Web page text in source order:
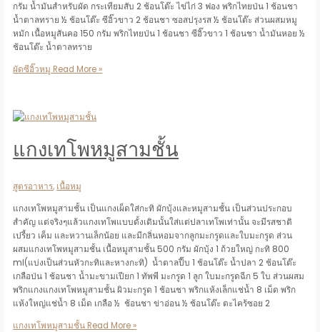
กรัม น้ำมันสำหรับผัด กระเทียมสับ 2 ช้อนโต๊ะ ไข่ไก่ 3 ฟอง พริกไทยป่น 1 ช้อนชา
น้ำตาลทราย ½ ช้อนโต๊ะ ซีอิ๊วขาว 2 ช้อนชา ซอสปรุงรส ½ ช้อนโต๊ะ ส่วนผสมหมู
หมัก เนื้อหมูสันคอ 150 กรัม พริกไทยป่น 1 ช้อนชา ซีอิ๊วขาว 1 ช้อนชา น้ำมันหอย ½
ช้อนโต๊ะ น้ำตาลทราย
ผัดซีอิ๊วหมู Read More »
แกงเทโพหมูสามชั้น
สูตรอาหาร, เนื้อหมู
แกงเทโพหมูสามชั้น เป็นแกงเผ็ดใส่กะทิ ผักบุ้งและหมูสามชั้น เป็นส่วนประกอบ
สำคัญ แต่จริงๆแล้วแกงเทโพแบบดั้งเดิมนั้นใส่แต่ปลาเทโพเท่านั้น จะมีรสชาติ
เปรี้ยว เค็ม และหวานเล็กน้อย และมีกลิ่นหอมจากลูกมะกรูดและใบมะกรูด ส่วน
ผสมแกงเทโพหมูสามชั้น เนื้อหมูสามชั้น 500 กรัม ผักบุ้ง 1 ถ้วยใหญ่ กะทิ 800
ml(แบ่งเป็นส่วนหัวกะทิและหางกะทิ) น้ำตาลปี๊บ 1 ช้อนโต๊ะ น้ำปลา 2 ช้อนโต๊ะ
เกลือป่น 1 ช้อนชา น้ำมะขามเปียก 1 ทัพพี มะกรูด 1 ลูก ใบมะกรูดฉีก 5 ใบ ส่วนผสม
พริกแกงแกงเทโพหมูสามชั้น ผิวมะกรูด 1 ช้อนชา พริกแห้งเล็กแช่น้ำ 8 เม็ด พริก
แห้งใหญ่แช่น้ำ 8 เม็ด เกลือ ½ ช้อนชา ข่าอ่อน ½ ช้อนโต๊ะ ตะไคร้ซอย 2
แกงเทโพหมูสามชั้น Read More »